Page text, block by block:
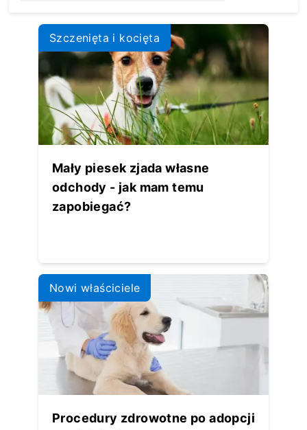
Szczenięta i kocięta
Mały piesek zjada własne
odchody - jak mam temu
zapobiegać?
Nowi właściciele
Procedury zdrowotne po adopcji